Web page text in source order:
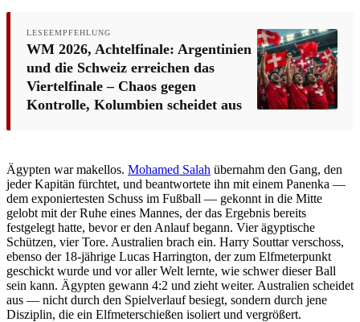
LESEEMPFEHLUNG
WM 2026, Achtelfinale: Argentinien
und die Schweiz erreichen das
Viertelfinale – Chaos gegen
Kontrolle, Kolumbien scheidet aus
Ägypten war makellos. Mohamed Salah übernahm den Gang, den
jeder Kapitän fürchtet, und beantwortete ihn mit einem Panenka —
dem exponiertesten Schuss im Fußball — gekonnt in die Mitte
gelobt mit der Ruhe eines Mannes, der das Ergebnis bereits
festgelegt hatte, bevor er den Anlauf begann. Vier ägyptische
Schützen, vier Tore. Australien brach ein. Harry Souttar verschoss,
ebenso der 18-jährige Lucas Harrington, der zum Elfmeterpunkt
geschickt wurde und vor aller Welt lernte, wie schwer dieser Ball
sein kann. Ägypten gewann 4:2 und zieht weiter. Australien scheidet
aus — nicht durch den Spielverlauf besiegt, sondern durch jene
Disziplin, die ein Elfmeterschießen isoliert und vergrößert.